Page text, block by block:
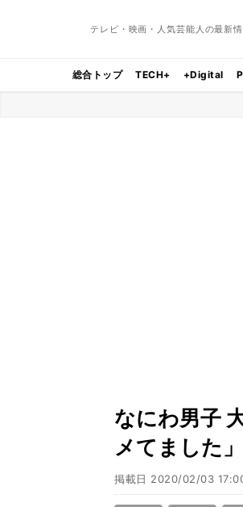
テレビ・映画・人気芸能人の最新
総合トップ TECH+ +Digital
なにわ男子
メてました」
掲載日 2020/02/03